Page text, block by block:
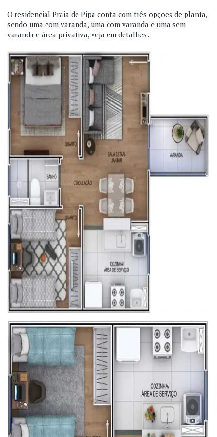
O residencial Praia de Pipa conta com três opções de planta,
sendo uma com varanda, uma com varanda e uma sem
varanda e área privativa, veja em detalhes: